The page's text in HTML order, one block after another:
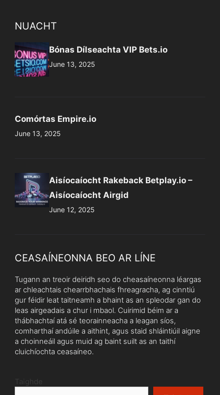
NUACHT
Bónas Dílseachta VIP Bets.io
June 13, 2025
Comórtas Empire.io
June 13, 2025
Aisíocaíocht Rakeback Betplay.io –
Aisíocaíocht Airgid
June 12, 2025
CEASAÍNEONNA BEO AR LÍNE
Tugann an treoir deiridh seo do cheasaíneonna léargas
ar chleachtais chearrbhachais fhreagracha, ag cinntiú
gur féidir leat taitneamh a bhaint as an spleodar gan do
leas airgeadais a chur i mbaol. Cuirimid béim ar a
thábhachtaí atá sé teorainneacha a leagan síos,
comharthaí andúile a aithint, agus staid shláintiúil aigne
a choinneáil agus muid ag baint suilt as an taithí
cluichíochta ceasaíneo.
Taighde